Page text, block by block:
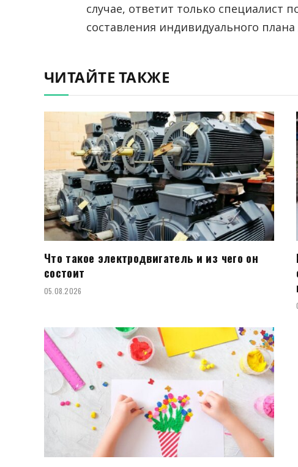
случае, ответит только специалист
составления индивидуального плана
ЧИТАЙТЕ ТАКЖЕ
Что такое электродвигатель и из чего он
состоит
05.08.2026